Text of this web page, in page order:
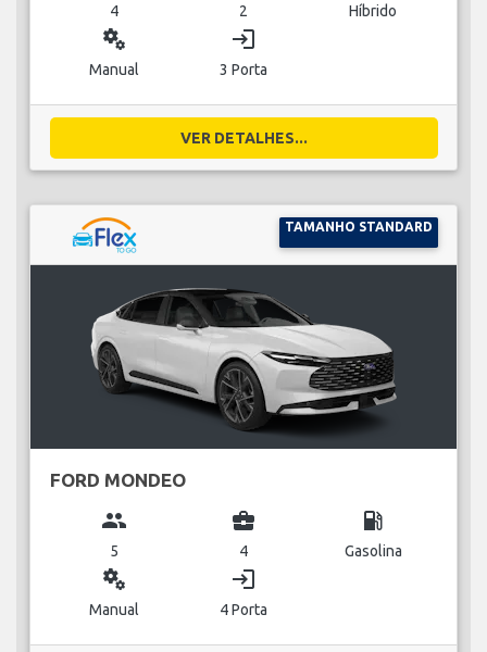
4 2 Híbrido
miscellaneous_services
Manual
login
3 Porta
VER DETALHES...
TAMANHO STANDARD
FORD MONDEO
group
5
business_center
4
local_gas_station
Gasolina
miscellaneous_services
Manual
login
4 Porta